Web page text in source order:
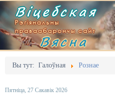
Віцебская
Рэгіянальны
праваабарончы сайт
Вясна
Вы тут: Галоўная Рознае
Пятніца, 27 Сакавік 2026
Галоўная
Адміністрацыйны перасьлед
Выданьні